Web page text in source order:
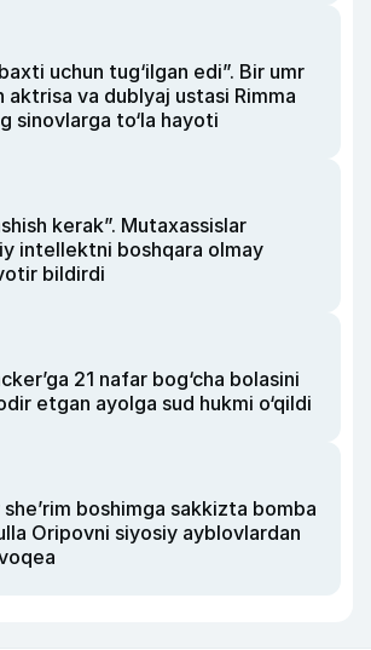
uchun tug‘ilgan edi”. Bir umr
aktrisa va dublyaj ustasi Rimma
sinovlarga to‘la hayoti
kerak”. Mutaxassislar
intellektni boshqara olmay
bildirdi
21 nafar bog‘cha bolasini
etgan ayolga sud hukmi o‘qildi
boshimga sakkizta bomba
Oripovni siyosiy ayblovlardan